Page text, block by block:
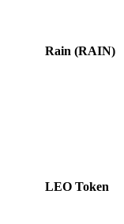
Rain (RAIN)
LEO Token